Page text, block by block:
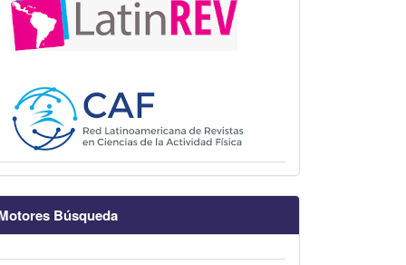
Búsqueda